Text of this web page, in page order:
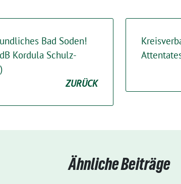
Bad Soden!
Kordula Schulz-
ZURÜCK
Ähnliche Beiträge